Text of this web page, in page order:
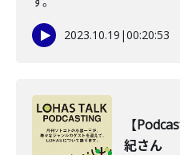
2023.10.19 |00:20:53
【
紀さん